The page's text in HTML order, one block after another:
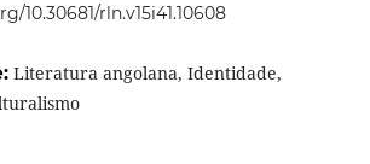
10.30681/rln.v15i41.10608
Literatura angolana, Identidade,